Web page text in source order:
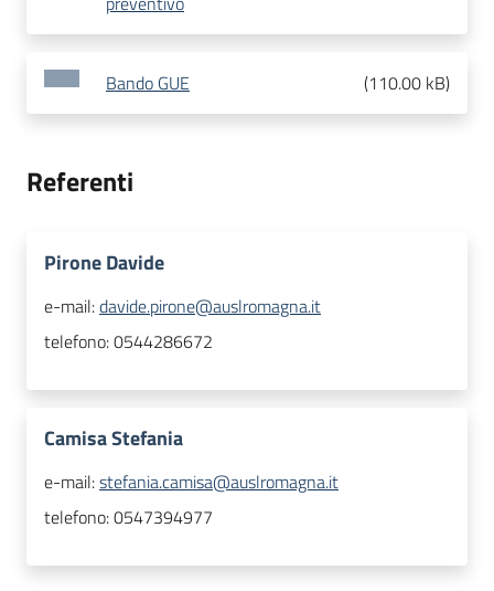
Bando GUE (110.00 kB)
Referenti
Pirone Davide
e-mail:davide.pirone@auslromagna.it
telefono:0544286672
Camisa Stefania
e-mail:stefania.camisa@auslromagna.it
telefono:0547394977